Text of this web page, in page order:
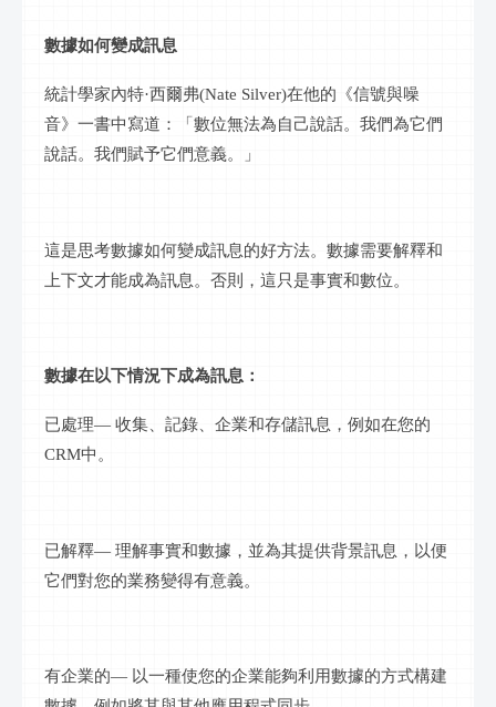
數據如何變成訊息
統計學家內特·西爾弗(Nate Silver)在他的《信號與噪
音》一書中寫道：「 數位無法為自己說話。我們為它們
說話。我們賦予它們意義。」
這是思考數據如何變成訊息的好方法。數據需要解釋和
上下文才能成為訊息 。否則，這只是事實和數位。
數據在以下情況下成為訊息 ：
已處理— 收集、記錄、 企業和存儲訊息 ，例如在您的
CRM中。
已解釋— 理解事實和數據，並為其提供背景訊息 ，以便
它們對您的業務變得有意義。
有企業的— 以一種使您的企業能夠利用數據的方式構建